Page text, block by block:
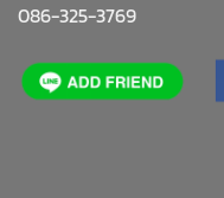
086-325-3769